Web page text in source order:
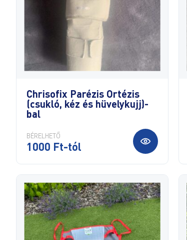
Chrisofix Parézis Ortézis
(csukló, kéz és hüvelykujj)-
bal
BÉRELHETŐ
1000 Ft-tól